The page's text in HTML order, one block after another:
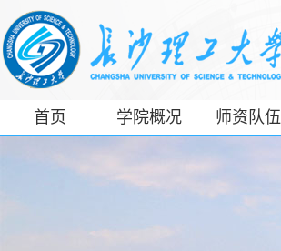
首页 学院概况 师资队伍
工信部专精特